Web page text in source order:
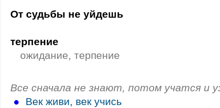
От судьбы не уйдешь
терпение
ожидание, терпение
Все сначала не знают, потом учатся и
●
Век живи, век учись